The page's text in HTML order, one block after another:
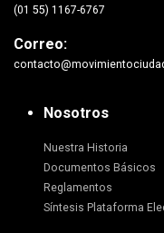
(01 55) 1167-6767
Correo:
Nosotros
Nuestra Historia
Documentos Básicos
Reglamentos
Síntesis Plataforma